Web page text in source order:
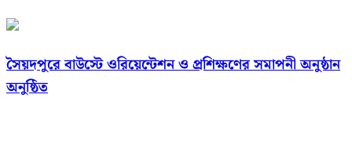
সৈয়দপুরে বাউস্টে ওরিয়েন্টেশন ও প্রশিক্ষণের সমাপনী অনুষ্ঠান
অনুষ্ঠিত